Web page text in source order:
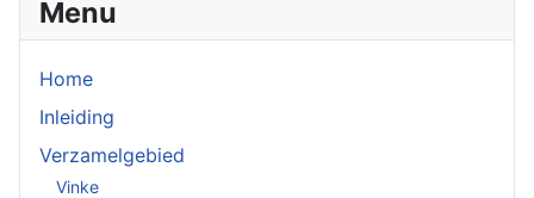
Menu
Home
Inleiding
Verzamelgebied
Vinke